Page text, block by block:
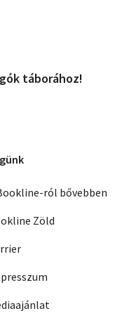
táborához!
ról bővebben
Zöld